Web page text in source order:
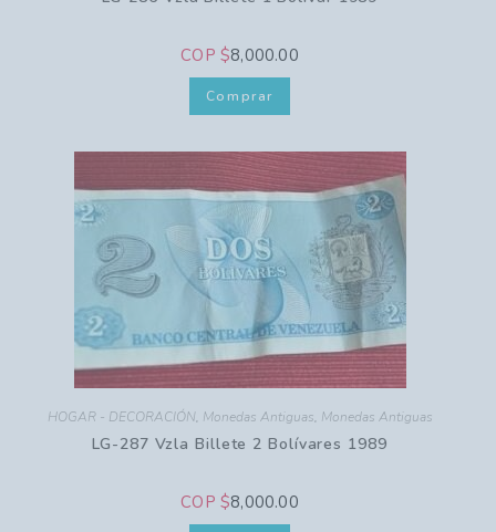
COP $8,000.00
Comprar
HOGAR - DECORACIÓN, Monedas Antiguas, Monedas Antiguas
LG-287 Vzla Billete 2 Bolívares 1989
COP $8,000.00